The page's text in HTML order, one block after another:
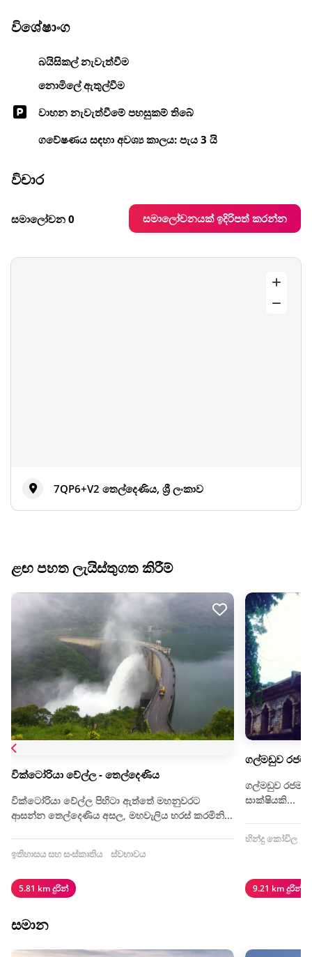
විශේෂාංග
බයිසිකල් නැවැත්වීම
නොමිලේ ඇතුල්වීම
වාහන නැවැත්වීමේ පහසුකම් තිබේ
ගවේෂණය සඳහා අවශ්‍ය කාලය: පැය 3 යි
විචාර
සමාලෝචන 0 සමාලෝචනයක් ඉදිරිපත් කරන්න
7QP6+V2 තෙල්දෙණිය, ශ්‍රී ලංකාව
ළඟ පහත ලැයිස්තුගත කිරීම්
වික්ටෝරියා වේල්ල - තෙල්දෙණිය
වික්ටෝරියා වේල්ල පිහිටා ඇත්තේ මහනුවරට
ආසන්න තෙල්දෙණිය අසල, මහවැලිය හරස් කරමිනි...
ඉතිහාසය සහ සංස්කෘතිය ස්වභාවය
5.81 km දුරින්
ගල්මඩුව
ගල්මඩුව
සාක්ෂියකි...
හින්දු කෝවිල
9.21 km දුරින්
සමාන